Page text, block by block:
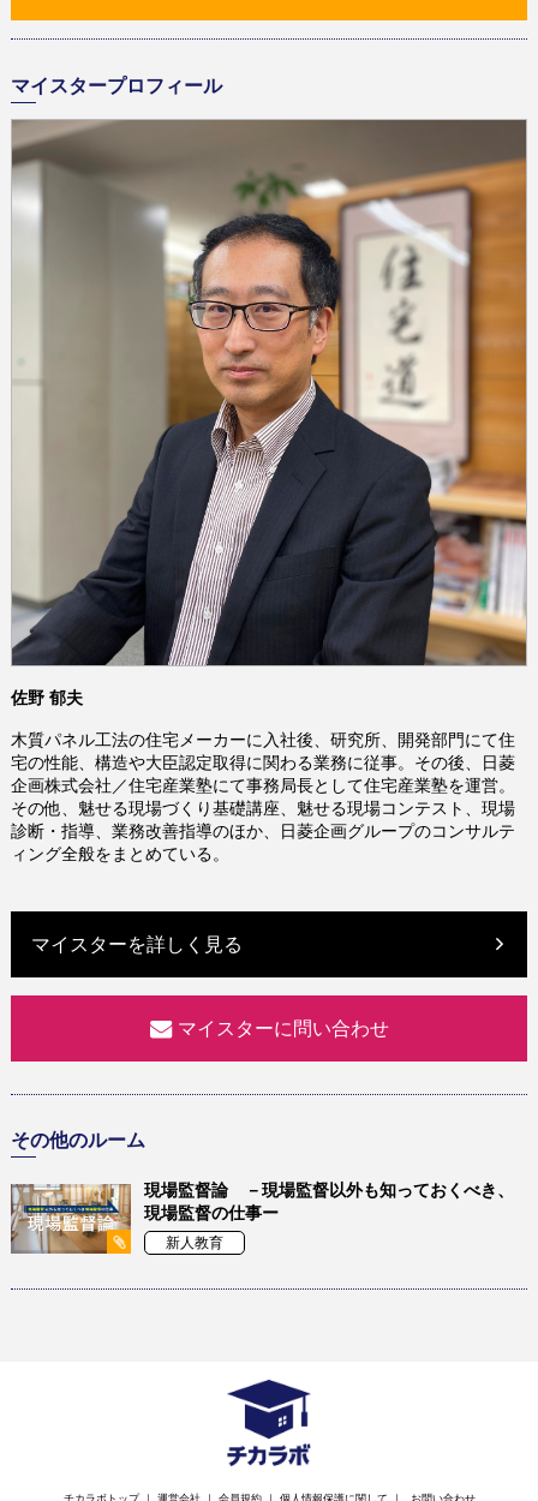
マイスタープロフィール
佐野 郁夫
木質パネル工法の住宅メーカーに入社後、研究所、開発部門にて住
宅の性能、構造や大臣認定取得に関わる業務に従事。その後、日菱
企画株式会社／住宅産業塾にて事務局長として住宅産業塾を運営。
その他、魅せる現場づくり基礎講座、魅せる現場コンテスト、現場
診断・指導、業務改善指導のほか、日菱企画グループのコンサルテ
ィング全般をまとめている。
マイスターを詳しく見る
マイスターに問い合わせ
その他のルーム
現場監督論 －現場監督以外も知っておくべき、
現場監督の仕事ー
新人教育
チカラボトップ ｜ 運営会社 ｜ 会員規約 ｜ 個人情報保護に関して ｜ お問い合わせ